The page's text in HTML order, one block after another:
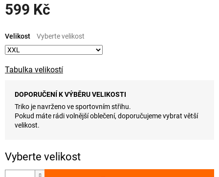
599 Kč
cena:
Tabulka velikostí
DOPORUČENÍ K VÝBĚRU VELIKOSTI
Triko je navrženo ve sportovním střihu.
Pokud máte rádi volnější oblečení, doporučujeme vybrat větší
velikost.
Velikost